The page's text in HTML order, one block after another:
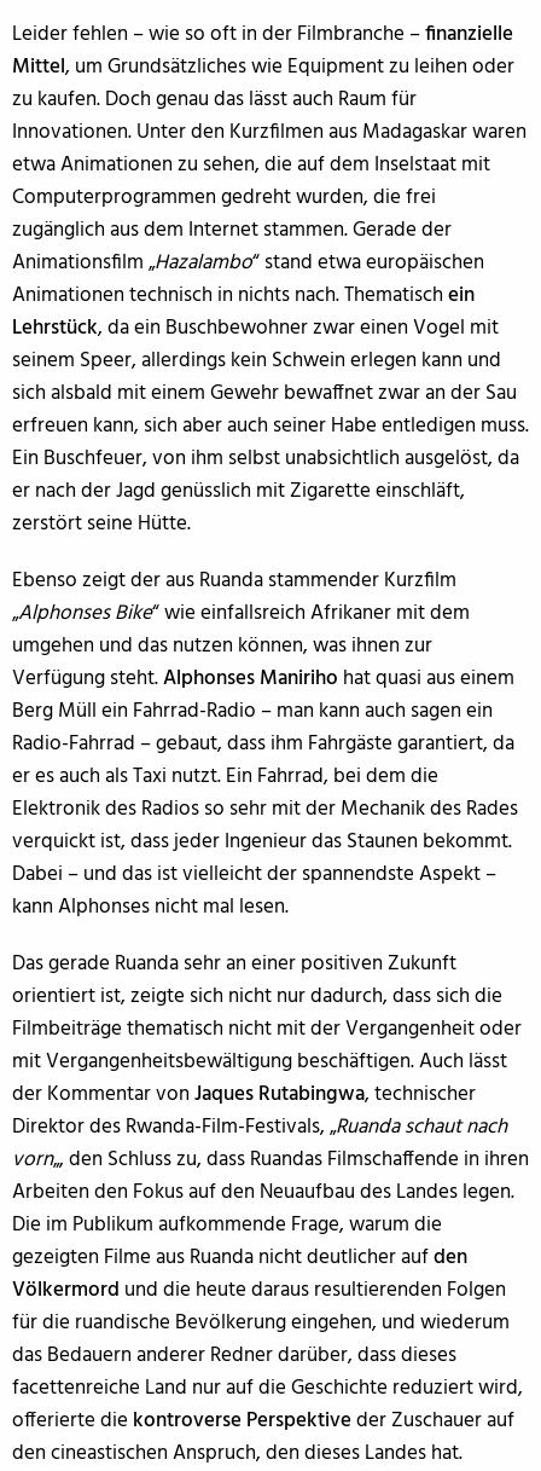
Leider fehlen – wie so oft in der Filmbranche –finanzielle
Mittel, um Grundsätzliches wie Equipment zu leihen oder
zu kaufen. Doch genau das lässt auch Raum für
Innovationen. Unter den Kurzfilmen aus Madagaskar waren
etwa Animationen zu sehen, die auf dem Inselstaat mit
Computerprogrammen gedreht wurden, die frei
zugänglich aus dem Internet stammen. Gerade der
Animationsfilm „Hazalambo“ stand etwa europäischen
Animationen technisch in nichts nach. Thematischein
Lehrstück, da ein Buschbewohner zwar einen Vogel mit
seinem Speer, allerdings kein Schwein erlegen kann und
sich alsbald mit einem Gewehr bewaffnet zwar an der Sau
erfreuen kann, sich aber auch seiner Habe entledigen muss.
Ein Buschfeuer, von ihm selbst unabsichtlich ausgelöst, da
er nach der Jagd genüsslich mit Zigarette einschläft,
zerstört seine Hütte.
Ebenso zeigt der aus Ruanda stammender Kurzfilm
„Alphonses Bike“ wie einfallsreich Afrikaner mit dem
umgehen und das nutzen können, was ihnen zur
Verfügung steht.Alphonses Maniriho hat quasi aus einem
Berg Müll ein Fahrrad-Radio – man kann auch sagen ein
Radio-Fahrrad – gebaut, dass ihm Fahrgäste garantiert, da
er es auch als Taxi nutzt. Ein Fahrrad, bei dem die
Elektronik des Radios so sehr mit der Mechanik des Rades
verquickt ist, dass jeder Ingenieur das Staunen bekommt.
Dabei – und das ist vielleicht der spannendste Aspekt –
kann Alphonses nicht mal lesen.
Das gerade Ruanda sehr an einer positiven Zukunft
orientiert ist, zeigte sich nicht nur dadurch, dass sich die
Filmbeiträge thematisch nicht mit der Vergangenheit oder
mit Vergangenheitsbewältigung beschäftigen. Auch lässt
der Kommentar vonJaques Rutabingwa, technischer
Direktor des Rwanda-Film-Festivals, „Ruanda schaut nach
vorn„, den Schluss zu, dass Ruandas Filmschaffende in ihren
Arbeiten den Fokus auf den Neuaufbau des Landes legen.
Die im Publikum aufkommende Frage, warum die
gezeigten Filme aus Ruanda nicht deutlicher aufden
Völkermord und die heute daraus resultierenden Folgen
für die ruandische Bevölkerung eingehen, und wiederum
das Bedauern anderer Redner darüber, dass dieses
facettenreiche Land nur auf die Geschichte reduziert wird,
offerierte die kontroverse Perspektiveder Zuschauer auf
den cineastischen Anspruch, den dieses Landes hat.